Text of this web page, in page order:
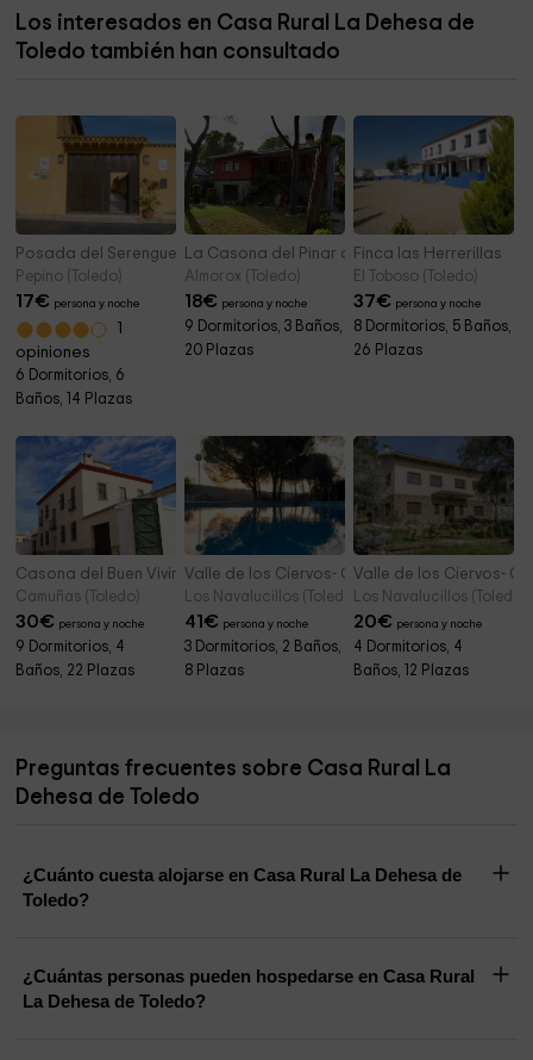
Monasterio de San Juan de los Reyes
Los interesados en Casa Rural La Dehesa de
Toledo también han consultado
Posada del Serengue
Pepino (Toledo)
17€ persona y noche
opiniones
6 Dormitorios, 6
Baños, 14 Plazas
La Casona del Pinar de Almorox
Almorox (Toledo)
18€ persona y noche
9 Dormitorios, 3 Baños,
20 Plazas
Finca las Herrerillas
El Toboso (Toledo)
37€ persona y noche
8 Dormitorios, 5 Baños,
26 Plazas
Casona del Buen Vivir
Camuñas (Toledo)
30€ persona y noche
9 Dormitorios, 4
Baños, 22 Plazas
Valle de los Ciervos- Casa Este
Los Navalucillos (Toledo)
41€ persona y noche
3 Dormitorios, 2 Baños,
8 Plazas
Valle de los Ciervos-
Los Navalucillos (Toledo)
20€ persona y noche
4 Dormitorios, 4
Baños, 12 Plazas
Preguntas frecuentes sobre Casa Rural La
Dehesa de Toledo
¿Cuánto cuesta alojarse en Casa Rural La Dehesa de
Toledo?
¿Cuántas personas pueden hospedarse en Casa Rural
La Dehesa de Toledo?